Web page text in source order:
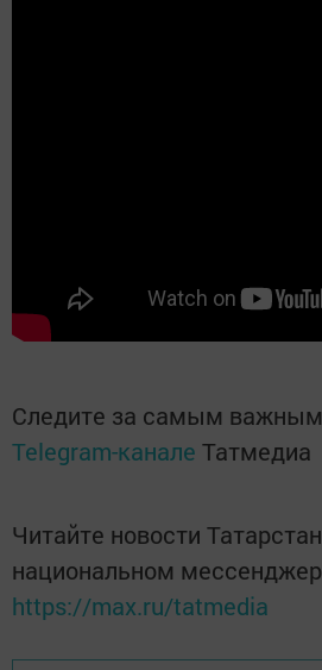
Следите за самым
Telegram-канале Татмедиа
Читайте новости
национальном
https://max.ru/tatmedia